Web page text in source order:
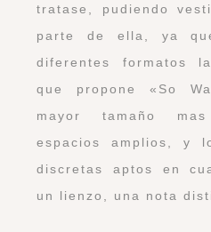
tratase, pudiendo
parte de ella, ya
diferentes formatos
que propone «So
mayor tamaño
espacios amplios, y
discretas aptos en
un lienzo, una nota